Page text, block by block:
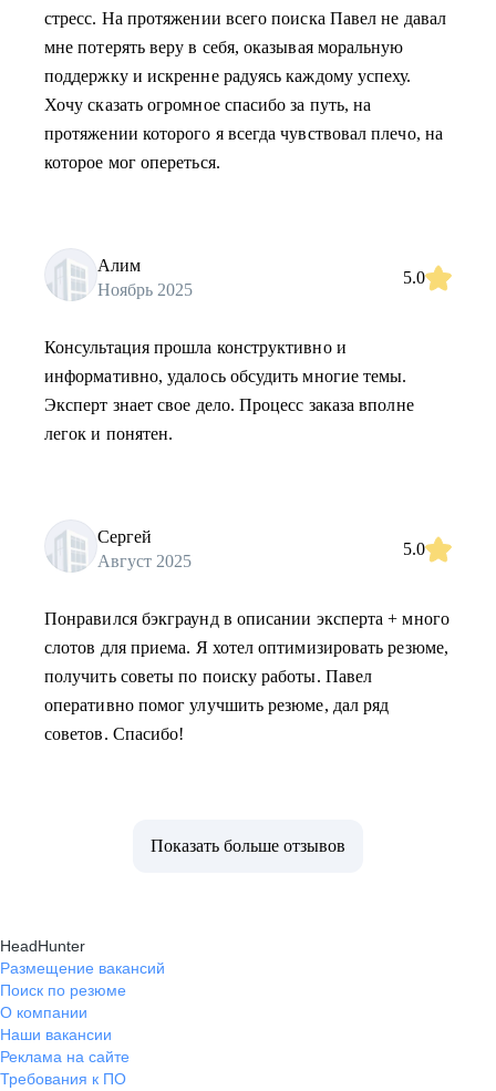
стресс. На протяжении всего поиска Павел не давал
мне потерять веру в себя, оказывая моральную
поддержку и искренне радуясь каждому успеху.
Хочу сказать огромное спасибо за путь, на
протяжении которого я всегда чувствовал плечо, на
которое мог опереться.
Алим
Ноябрь 2025
5.0
Консультация прошла конструктивно и
информативно, удалось обсудить многие темы.
Эксперт знает свое дело. Процесс заказа вполне
легок и понятен.
Сергей
Август 2025
5.0
Понравился бэкграунд в описании эксперта + много
слотов для приема. Я хотел оптимизировать резюме,
получить советы по поиску работы. Павел
оперативно помог улучшить резюме, дал ряд
советов. Спасибо!
Показать больше отзывов
HeadHunter
Размещение вакансий
Поиск по резюме
О компании
Наши вакансии
Реклама на сайте
Требования к ПО